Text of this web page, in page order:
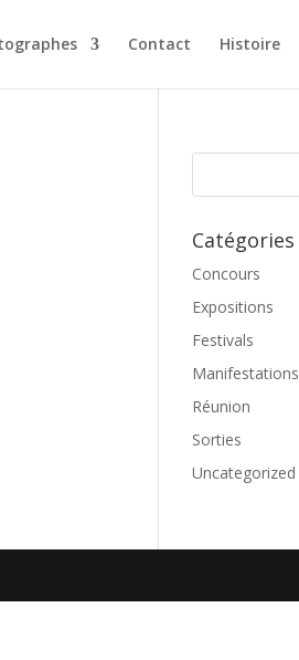
Contact Histoire
Catégories
Concours
Expositions
Festivals
Manifestations
Réunion
Sorties
Uncategorized